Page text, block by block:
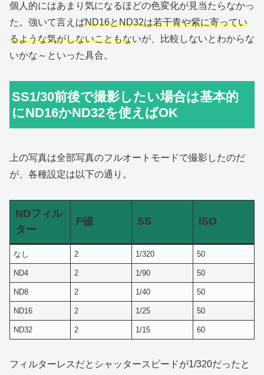
個人的にはあまり気になるほどの色変化が見当たらなかっ
た。強いて言えばND16とND32は若干青や紫に寄ってい
るような気がしないこともないが、比較しないとわからな
いかな～といった具合。
SS1/30前後で撮影したい場合は基本的
にND16かND32を使えばOK
上の写真は全部写真のフルオートモードで撮影したのだ
が、各種設定は以下の通り。
NDフィル
ター
F値 SS ISO
なし 2 1/320 50
ND4 2 1/90 50
ND8 2 1/40 50
ND16 2 1/25 50
ND32 2 1/15 60
フィルターレスだとシャッタースピードが1/320だったと